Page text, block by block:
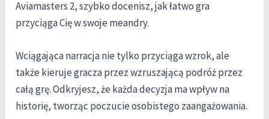
Aviamasters 2, szybko docenisz, jak łatwo gra
przyciąga Cię w swoje meandry.
Wciągająca narracja nie tylko przyciąga wzrok, ale
także kieruje gracza przez wzruszającą podróż przez
całą grę. Odkryjesz, że każda decyzja ma wpływ na
historię, tworząc poczucie osobistego zaangażowania.